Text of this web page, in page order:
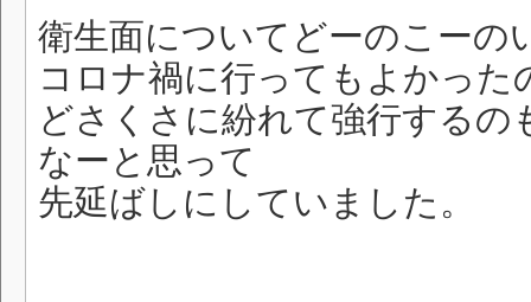
衛生面についてどーのこーの
コロナ禍に行ってもよかった
どさくさに紛れて強行するの
なーと思って
先延ばしにしていました。